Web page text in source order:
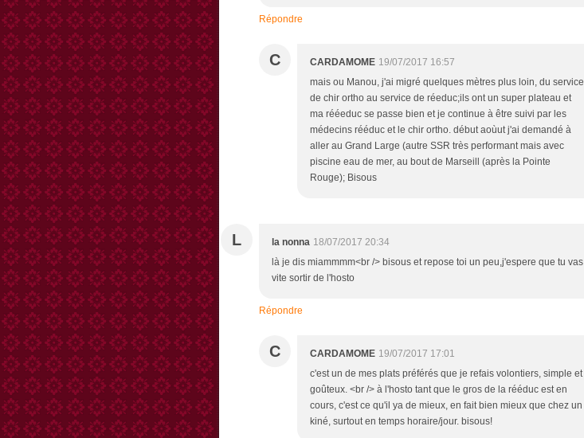
Répondre
C CARDAMOME 19/07/2017 16:57
mais ou Manou, j'ai migré quelques mètres plus loin, du service
de chir ortho au service de réeduc;ils ont un super plateau et
ma rééeduc se passe bien et je continue à être suivi par les
médecins rééduc et le chir ortho. début aoùut j'ai demandé à
aller au Grand Large (autre SSR très performant mais avec
piscine eau de mer, au bout de Marseill (après la Pointe
Rouge); Bisous
L la nonna 18/07/2017 20:34
là je dis miammmm<br /> bisous et repose toi un peu,j'espere que tu vas
vite sortir de l'hosto
Répondre
C CARDAMOME 19/07/2017 17:01
c'est un de mes plats préférés que je refais volontiers, simple et
goûteux. <br /> à l'hosto tant que le gros de la rééduc est en
cours, c'est ce qu'il ya de mieux, en fait bien mieux que chez un
kiné, surtout en temps horaire/jour. bisous!